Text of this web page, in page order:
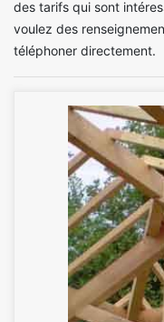
des tarifs qui sont
voulez des
téléphoner directement.